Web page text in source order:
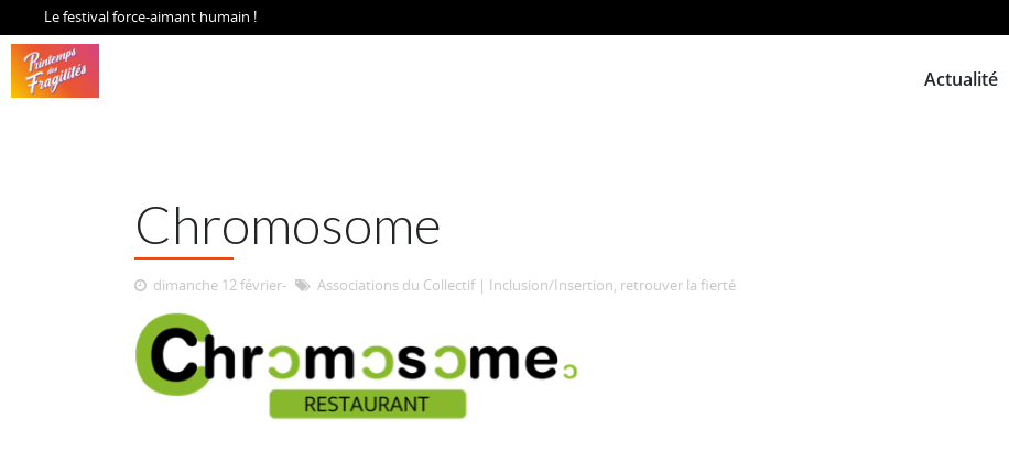
Le festival force-aimant humain !
Actualité
Chromosome
dimanche 12 février Associations du Collectif| Inclusion/Insertion, retrouver la fierté